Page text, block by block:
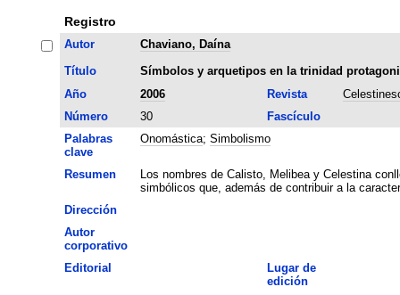
Registro
Autor
Chaviano, Daína
Título
Símbolos y arquetipos en la trinidad
Año
2006 Revista
Número
30
Fascículo
Palabras
clave
Onomástica; Simbolismo
Resumen
Los nombres de Calisto, Melibea y Celestina
simbólicos que, además de contribuir a la
Dirección
Autor
corporativo
Editorial
Lugar de
edición